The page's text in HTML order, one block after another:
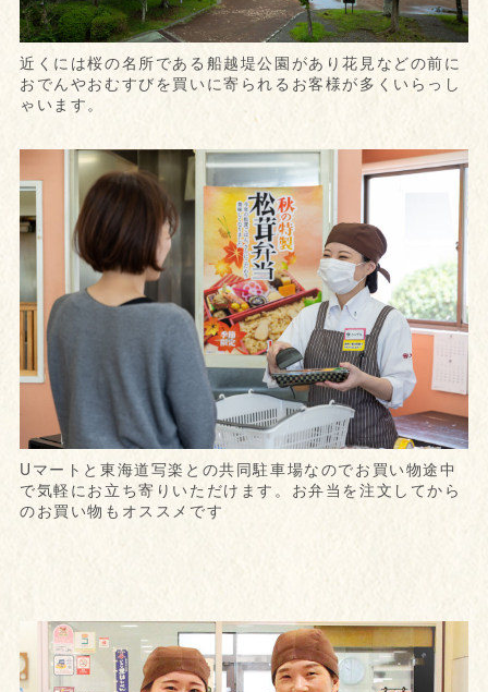
近くには桜の名所である船越堤公園があり花見などの前に
おでんやおむすびを買いに寄られるお客様が多くいらっし
ゃいます。
Uマートと東海道写楽との共同駐車場なのでお買い物途中
で気軽にお立ち寄りいただけます。お弁当を注文してから
のお買い物もオススメです